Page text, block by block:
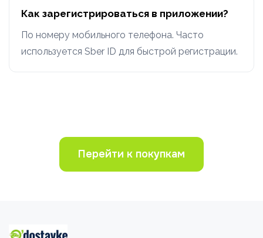
Как зарегистрироваться в приложении?
По номеру мобильного телефона. Часто
используется Sber ID для быстрой регистрации.
Перейти к покупкам